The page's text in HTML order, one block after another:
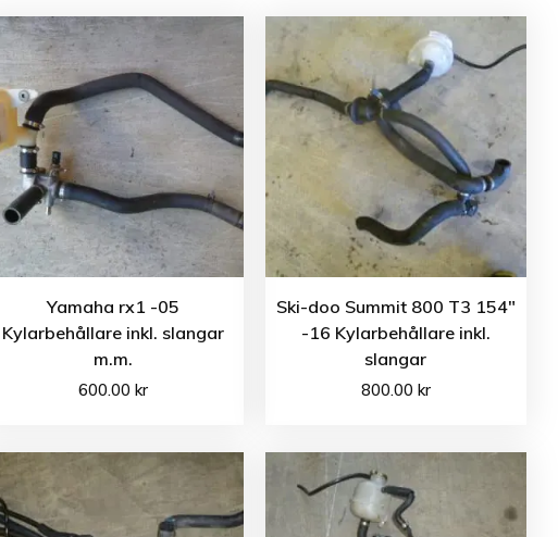
Yamaha rx1 -05
Kylarbehållare inkl. slangar
m.m.
600.00 kr
Ski-doo Summit 800 T3 154″
-16 Kylarbehållare inkl.
slangar
800.00 kr